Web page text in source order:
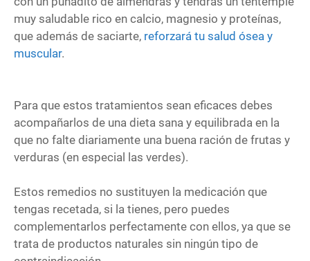
muy saludable rico en calcio, magnesio y proteínas,
que además de saciarte, reforzará tu salud ósea y
muscular.
Para que estos tratamientos sean eficaces debes
acompañarlos de una dieta sana y equilibrada en la
que no falte diariamente una buena ración de frutas y
verduras (en especial las verdes).
Estos remedios no sustituyen la medicación que
tengas recetada, si la tienes, pero puedes
complementarlos perfectamente con ellos, ya que se
trata de productos naturales sin ningún tipo de